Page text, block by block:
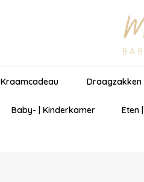
Kraamcadeau Draagzakken
Baby- | Kinderkamer Eten